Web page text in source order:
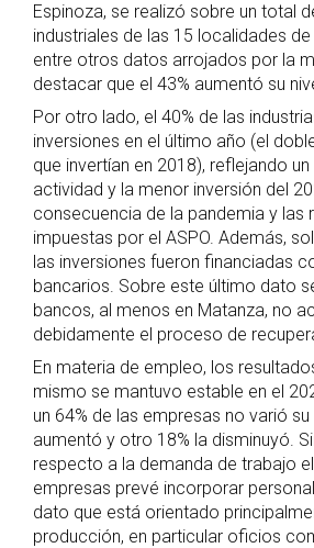
Espinoza, se realizó sobre un total
industriales de las 15 localidades
entre otros datos arrojados por la
destacar que el 43% aumentó su
Por otro lado, el 40% de las
inversiones en el último año (el
que invertían en 2018), reflejando
actividad y la menor inversión del
consecuencia de la pandemia y las
impuestas por el ASPO. Además,
las inversiones fueron financiadas
bancarios. Sobre este último dato
bancos, al menos en Matanza, no
debidamente el proceso de
En materia de empleo, los
mismo se mantuvo estable en el
un 64% de las empresas no varió
aumentó y otro 18% la disminuyó.
respecto a la demanda de trabajo
empresas prevé incorporar
dato que está orientado
producción, en particular oficios